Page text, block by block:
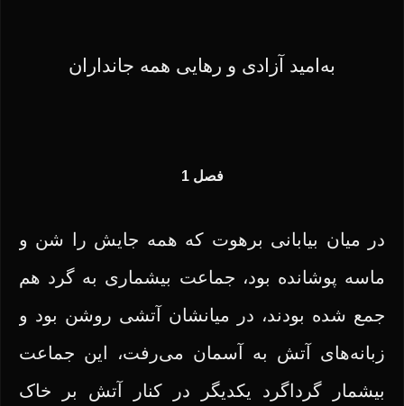
به‌امید آزادی و رهایی همه جانداران
فصل 1
در میان بیابانی برهوت که همه جایش را شن و
ماسه پوشانده بود، جماعت بیشماری به گرد هم
جمع شده بودند، در میانشان آتشی روشن بود و
زبانه‌های آتش به آسمان می‌رفت، این جماعت
بیشمار گرداگرد یکدیگر در کنار آتش بر خاک